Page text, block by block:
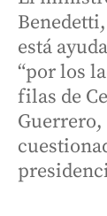
está
“por los
filas de